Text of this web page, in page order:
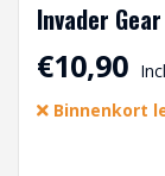
Invader
€10,90
Binnenkort